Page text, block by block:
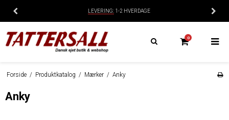
BYTTE-/RETURRET
0
Forside / Produktkatalog / Mærker / Anky
Anky